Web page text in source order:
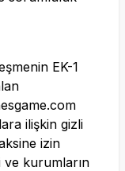
EK-1
ilişkin gizli
izin
ve kurumların